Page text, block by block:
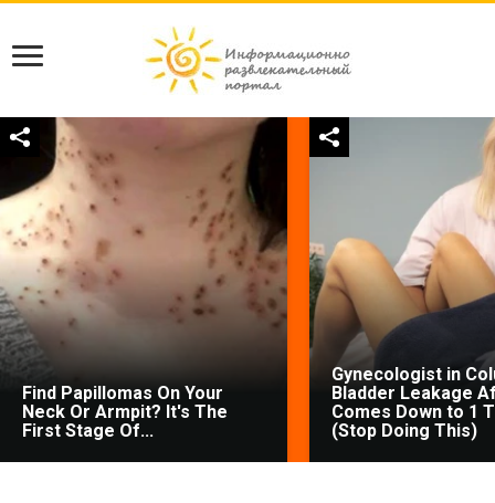
Find Papillomas On Your
Neck Or Armpit? It's The
First Stage Of...
Gynecologist in
Bladder Leakage
Comes Down to 1
(Stop Doing This)